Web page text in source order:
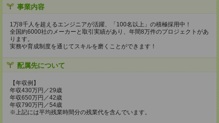
事業内容
1万8千人を超えるエンジニアが活躍、「100名以上」の積極採用中！
全国約6000社のメーカーと取引実績があり、年間8万件のプロジェクトがあ
ります。
実務や育成制度を通じてスキルを磨くことができます！
配属先について
【年収例】
年収430万円／29歳
年収650万円／42歳
年収790万円／54歳
※上記には平均残業時間分の残業代を含んでいます。